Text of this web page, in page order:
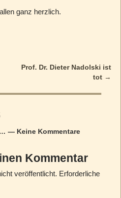
ganz herzlich.
Prof. Dr. Dieter Nadolski ist
tot →
— Keine Kommentare
Kommentar
veröffentlicht. Erforderliche